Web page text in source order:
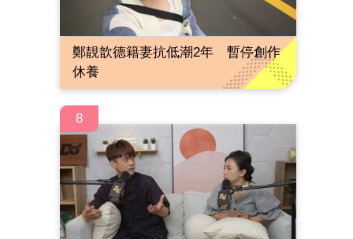
鄭靚歆德籍妻抗低潮2年 暫停創作
休養
8